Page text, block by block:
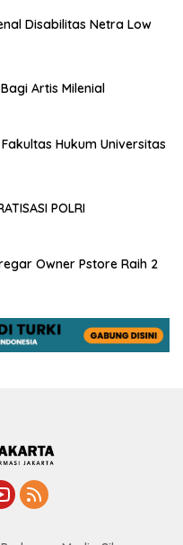
Disabilitas Netra Low
Artis Milenial
POLRI
Owner Pstore Raih 2